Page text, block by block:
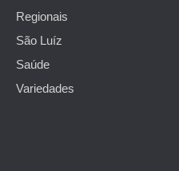
Regionais
São Luíz
Saúde
Variedades